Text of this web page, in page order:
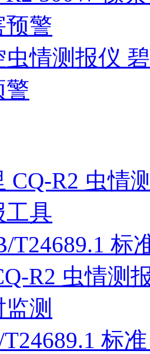
情测报仪
警
CQ-R2 虫情
工具
标